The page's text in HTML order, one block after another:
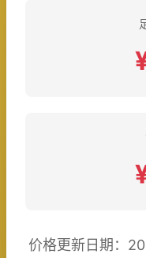
价格更新日期：